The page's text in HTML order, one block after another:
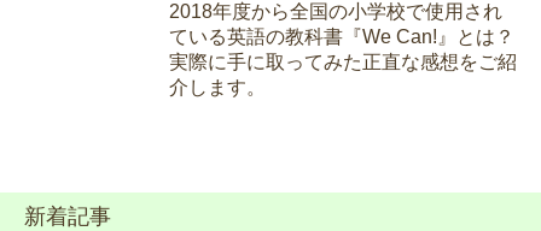
2018年度から全国の小学校で使用され
ている英語の教科書『We Can!』とは？
実際に手に取ってみた正直な感想をご紹
介します。
新着記事